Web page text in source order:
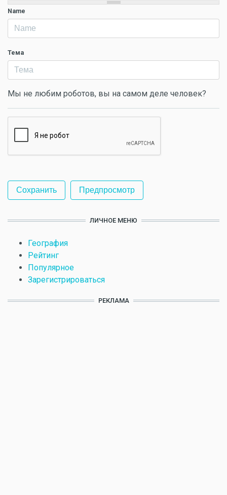
Name
Тема
Мы не любим роботов, вы на самом деле человек?
ЛИЧНОЕ МЕНЮ
География
Рейтинг
Популярное
Зарегистрироваться
РЕКЛАМА